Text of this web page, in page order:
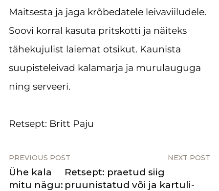
Maitsesta ja jaga krõbedatele leivaviiludele.
Soovi korral kasuta pritskotti ja näiteks
tähekujulist laiemat otsikut. Kaunista
suupisteleivad kalamarja ja murulauguga
ning serveeri.
Retsept: Britt Paju
PREVIOUS POST NEXT POST
Ühe kala
mitu nägu:
Retsept: praetud siig
pruunistatud või ja kartuli-